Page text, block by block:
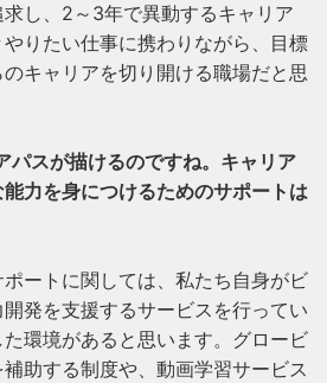
し、2～3年で異動するキャリア
りたい仕事に携わりながら、目標
キャリアを切り開ける職場だと思
パスが描けるのですね。キャリア
力を身につけるためのサポートは
ートに関しては、私たち自身がビ
発を支援するサービスを行ってい
環境があると思います。グロービ
助する制度や、動画学習サービス